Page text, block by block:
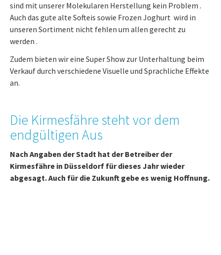
sind mit unserer Molekularen Herstellung kein Problem .
Auch das gute alte Softeis sowie Frozen Joghurt wird in
unseren Sortiment nicht fehlen um allen gerecht zu
werden .
Zudem bieten wir eine Super Show zur Unterhaltung beim
Verkauf durch verschiedene Visuelle und Sprachliche Effekte
an.
Die Kirmesfähre steht vor dem
endgültigen Aus
Nach Angaben der Stadt hat der Betreiber der
Kirmesfähre in Düsseldorf für dieses Jahr wieder
abgesagt. Auch für die Zukunft gebe es wenig Hoffnung.